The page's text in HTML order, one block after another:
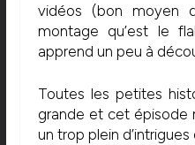
vidéos (bon moyen
montage qu’est le
apprend un peu à
Toutes les petites
grande et cet épisode
un trop plein